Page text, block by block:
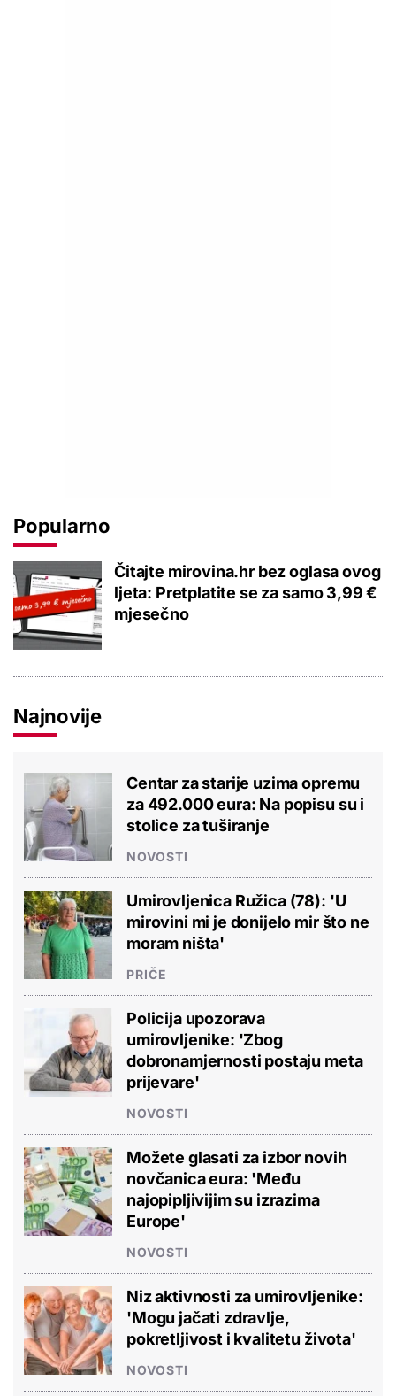
Popularno
Čitajte mirovina.hr bez oglasa ovog
ljeta: Pretplatite se za samo 3,99 €
mjesečno
Najnovije
Centar za starije uzima opremu
za 492.000 eura: Na popisu su i
stolice za tuširanje
NOVOSTI
Umirovljenica Ružica (78): 'U
mirovini mi je donijelo mir što ne
moram ništa'
PRIČE
Policija upozorava
umirovljenike: 'Zbog
dobronamjernosti postaju meta
prijevare'
NOVOSTI
Možete glasati za izbor novih
novčanica eura: 'Među
najopipljivijim su izrazima
Europe'
NOVOSTI
Niz aktivnosti za umirovljenike:
'Mogu jačati zdravlje,
pokretljivost i kvalitetu života'
NOVOSTI